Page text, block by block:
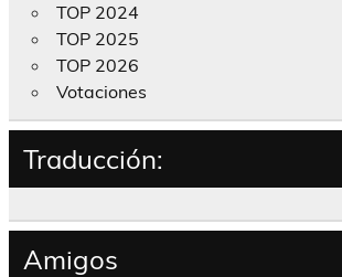
TOP 2024
TOP 2025
TOP 2026
Votaciones
Traducción:
Amigos